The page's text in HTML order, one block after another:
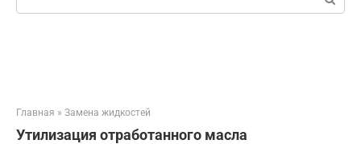
Главная » Замена жидкостей
Утилизация отработанного масла